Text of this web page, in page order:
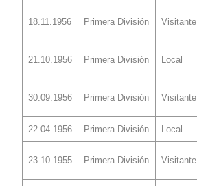
18.11.1956 Primera División Visitante
21.10.1956 Primera División Local
30.09.1956 Primera División Visitante
22.04.1956 Primera División Local
23.10.1955 Primera División Visitante